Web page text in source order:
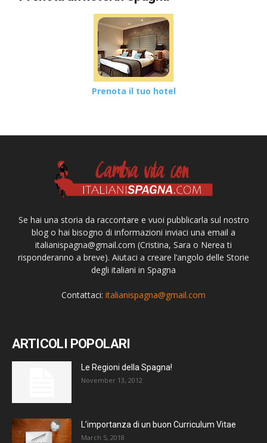
Prenota il tuo hotel
Se hai una storia da raccontare e vuoi pubblicarla sul nostro
blog o hai bisogno di informazioni inviaci una email a
italianispagna@gmail.com (Cristina, Sara o Nerea ti
risponderanno a breve). Aiutaci a creare l’angolo delle Storie
degli italiani in Spagna
Contattaci: italianispagna@gmail.com
ARTICOLI POPOLARI
Le Regioni della Spagna!
November 13, 2012
L’importanza di un buon Curriculum Vitae
March 5, 2018